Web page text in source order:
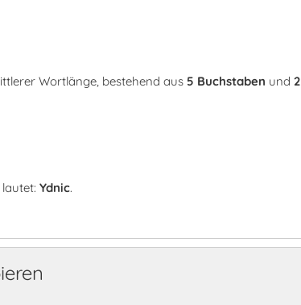
Wortlänge, bestehend aus 5 Buchstaben und 2
Ydnic.